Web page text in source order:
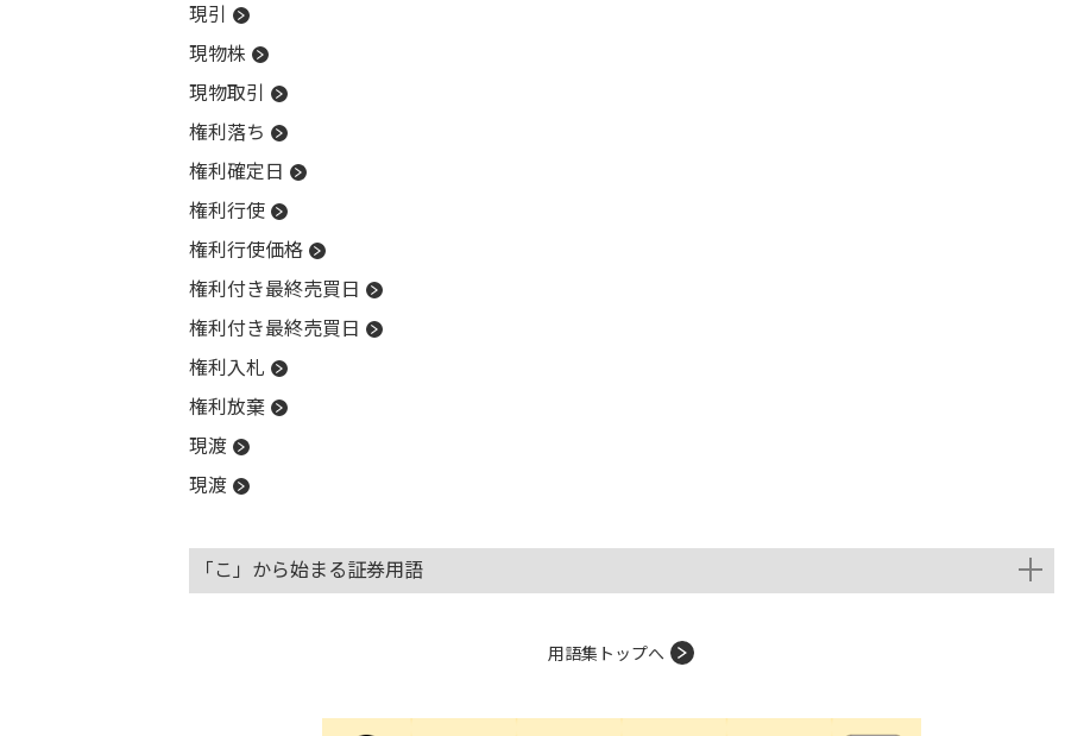
現引
現物株
現物取引
権利落ち
権利確定日
権利行使
権利行使価格
権利付き最終売買日
権利付き最終売買日
権利入札
権利放棄
現渡
現渡
「こ」から始まる証券用語
用語集トップへ